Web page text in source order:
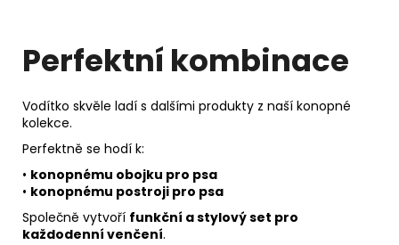
Perfektní kombinace
Vodítko skvěle ladí s dalšími produkty z naší konopné
kolekce.
Perfektně se hodí k:
• konopnému obojku pro psa
• konopnému postroji pro psa
Společně vytvoří funkční a stylový set pro
každodenní venčení.